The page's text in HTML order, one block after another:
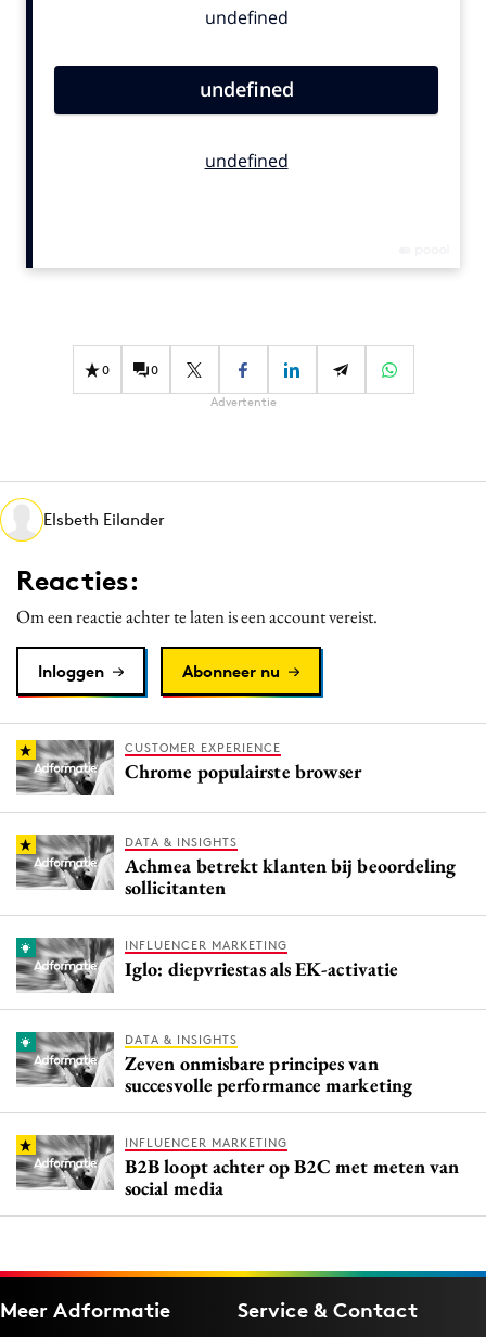
Contentmarketing
Effectiviteit
Gedragsverandering
Martech
Media
Merkstrategie
PR
Programmatic
Reputatie & crisis
0 0
Advertentie
Elsbeth Eilander
Reacties:
Om een reactie achter te laten is een account vereist.
Inloggen Abonneer nu
CUSTOMER EXPERIENCE
Chrome populairste browser
DATA & INSIGHTS
Achmea betrekt klanten bij beoordeling
sollicitanten
INFLUENCER MARKETING
Iglo: diepvriestas als EK-activatie
DATA & INSIGHTS
Zeven onmisbare principes van
succesvolle performance marketing
INFLUENCER MARKETING
B2B loopt achter op B2C met meten van
social media
Meer Adformatie Service & Contact